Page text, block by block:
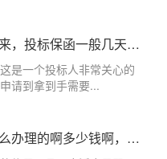
【问答】投标保函多久能开出来，投标保函一般几天出来？
是一个投标人非常关心的
请到拿到手需要...
【问答】成都担保公司保函怎么办理的啊多少钱啊，成都办理保函的担保公司